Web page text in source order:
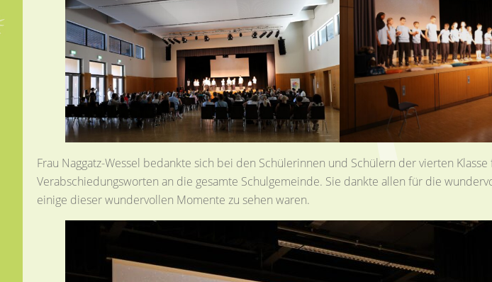
Frau Naggatz-Wessel bedankte sich bei den Schülerinnen und Schülern der vierten
Verabschiedungsworten an die gesamte Schulgemeinde. Sie dankte allen für die
einige dieser wundervollen Momente zu sehen waren.